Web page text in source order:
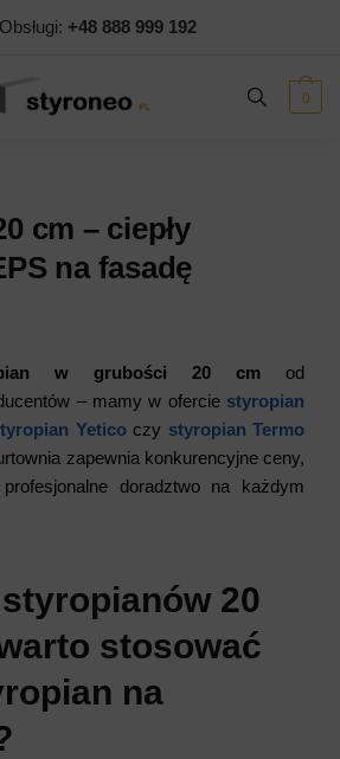
+48 888 999 192
0
cm – ciepły
na fasadę
w grubości 20 cm od
– mamy w ofercie styropian
Yeticoczy styropian Termo
zapewnia konkurencyjne ceny,
doradztwo na każdym
20
stosować
na